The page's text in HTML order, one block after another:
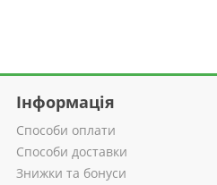
Інформація
Способи оплати
Способи доставки
Знижки та бонуси